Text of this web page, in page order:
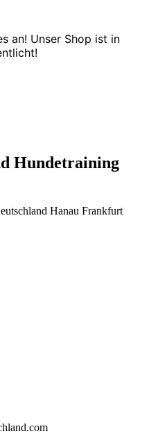
an! Unser Shop ist in
Hundetraining